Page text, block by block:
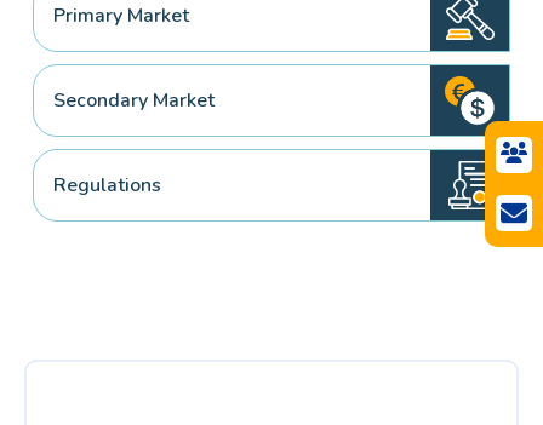
Primary Market
Secondary Market
Regulations